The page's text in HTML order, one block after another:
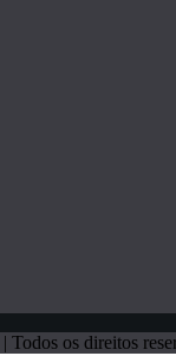
| Todos os direitos